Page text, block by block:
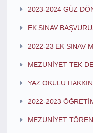
2023-2024 GÜZ
EK SINAV
2022-23 EK SINAV
MEZUNİYET TEK
YAZ OKULU
2022-2023
MEZUNİYET